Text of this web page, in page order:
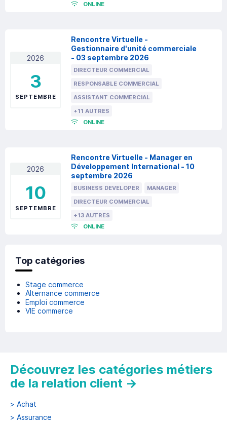
ONLINE
2026
3
SEPTEMBRE
Rencontre Virtuelle -
Gestionnaire d'unité commerciale
- 03 septembre 2026
DIRECTEUR COMMERCIAL
RESPONSABLE COMMERCIAL
ASSISTANT COMMERCIAL
+11 AUTRES
ONLINE
2026
10
SEPTEMBRE
Rencontre Virtuelle - Manager en
Développement International - 10
septembre 2026
BUSINESS DEVELOPER
MANAGER
DIRECTEUR COMMERCIAL
+13 AUTRES
ONLINE
Top catégories
Stage commerce
Alternance commerce
Emploi commerce
VIE commerce
Découvrez les catégories métiers
de la relation client →
> Achat
> Assurance